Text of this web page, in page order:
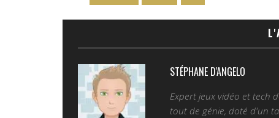
STÉPHANE D'ANGELO
Expert jeux vidéo et tech
tout de génie, doté d'un